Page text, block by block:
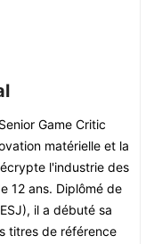
Game Critic
matérielle et la
l'industrie des
12 ans. Diplômé de
il a débuté sa
titres de référence